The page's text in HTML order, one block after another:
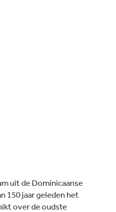
uit de Dominicaanse
150 jaar geleden het
over de oudste